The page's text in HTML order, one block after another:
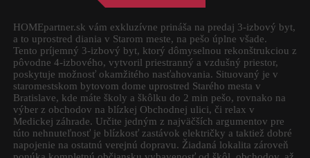
HOMEpartner.sk vám exkluzívne prináša na predaj 3-izbový byt,
a to uprostred diania v Starom meste, na pešo úplne všade.
Tento príjemný 3-izbový byt, ktorý dômyselnou rekonštrukciou z
pôvodne 4-izbového, vytvoril priestranný a vzdušný priestor,
poskytuje možnosť okamžitého nasťahovania. Situovaný je v
staromestskom bytovom dome uprostred Starého mesta v
Bratislave, kde máte školy a škôlku do 2 min pešo, rovnako na
výber z obchodov na blízkej Obchodnej ulici, či relax v
Medickej záhrade. Určite jedným z najväčších argumentov pre
túto nehnuteľnosť je blízkosť zastávok električky a taktiež dobré
napojenie na ostatnú verejnú dopravu. Žiadaná lokalita zároveň